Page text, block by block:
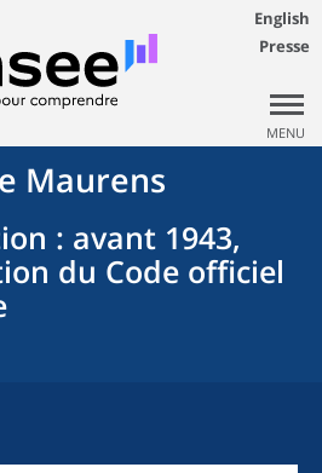
English
Presse
MENU
Maurens
: avant 1943,
du Code officiel